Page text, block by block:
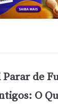
de
O